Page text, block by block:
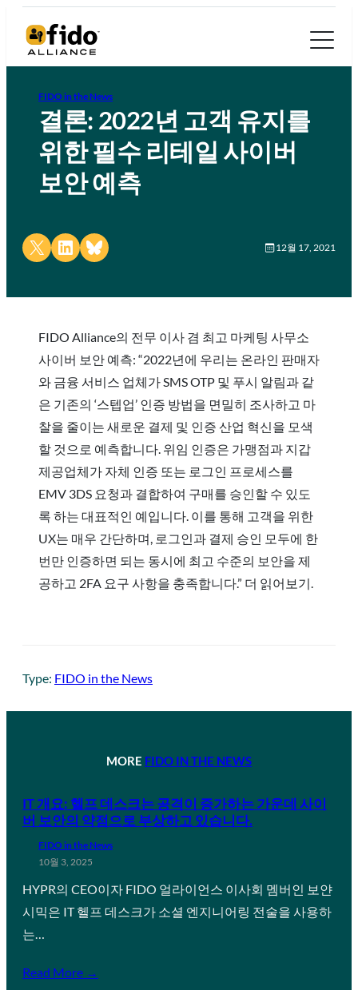
FIDO in the News
결론: 2022년 고객 유지를
위한 필수 리테일 사이버
보안 예측
Share on X Share on LinkedIn
Share on Bluesky 12월 17, 2021
FIDO Alliance의 전무 이사 겸 최고 마케팅 사무소
사이버 보안 예측: “2022년에 우리는 온라인 판매자
와 금융 서비스 업체가 SMS OTP 및 푸시 알림과 같
은 기존의 ‘스텝업’ 인증 방법을 면밀히 조사하고 마
찰을 줄이는 새로운 결제 및 인증 산업 혁신을 모색
할 것으로 예측합니다. 위임 인증은 가맹점과 지갑
제공업체가 자체 인증 또는 로그인 프로세스를
EMV 3DS 요청과 결합하여 구매를 승인할 수 있도
록 하는 대표적인 예입니다. 이를 통해 고객을 위한
UX는 매우 간단하며, 로그인과 결제 승인 모두에 한
번만 인증하면 되는 동시에 최고 수준의 보안을 제
공하고 2FA 요구 사항을 충족합니다.” 더 읽어보기.
Type: FIDO in the News
MORE FIDO IN THE NEWS
IT 개요: 헬프 데스크는 공격이 증가하는 가운데 사이
버 보안의 약점으로 부상하고 있습니다.
FIDO in the News
10월 3, 2025
HYPR의 CEO이자 FIDO 얼라이언스 이사회 멤버인 보얀
시믹은 IT 헬프 데스크가 소셜 엔지니어링 전술을 사용하
는…
Read More →